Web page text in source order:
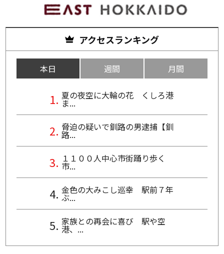
アクセスランキング
本日 週間 月間
夏の夜空に大輪の花 くしろ港
ま...
脅迫の疑いで釧路の男逮捕【釧
路...
１１００人中心市街踊り歩く
市...
金色の大みこし巡幸 駅前７年
ぶ...
家族との再会に喜び 駅や空
港、...